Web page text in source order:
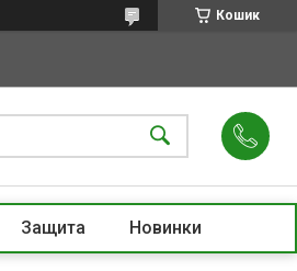
Кошик
Защита Новинки